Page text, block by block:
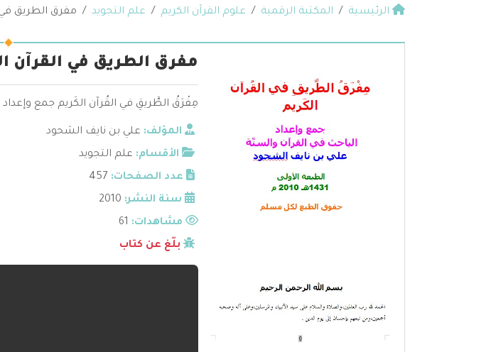
الرئيسية المكتبة الرقمية علوم القرآن الكريم علم التجويد مفرق الطريق في
مفرق الطريق في القرآن
مِفْرَقُ الطَّريقِ في القُرآن الكَريم جمع
المؤلف: علي بن نايف الشحود
الأقسام: علم التجويد
عدد الصفحات: 457
سنة النشر: 2010
مشاهدات:
بلّغ عن كتاب